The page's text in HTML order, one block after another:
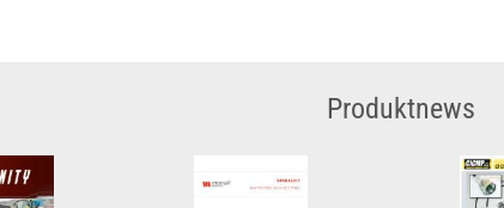
Produktnews